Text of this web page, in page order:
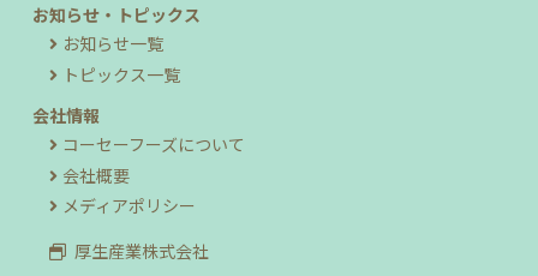
お知らせ・トピックス
お知らせ一覧
トピックス一覧
会社情報
コーセーフーズについて
会社概要
メディアポリシー
厚生産業株式会社